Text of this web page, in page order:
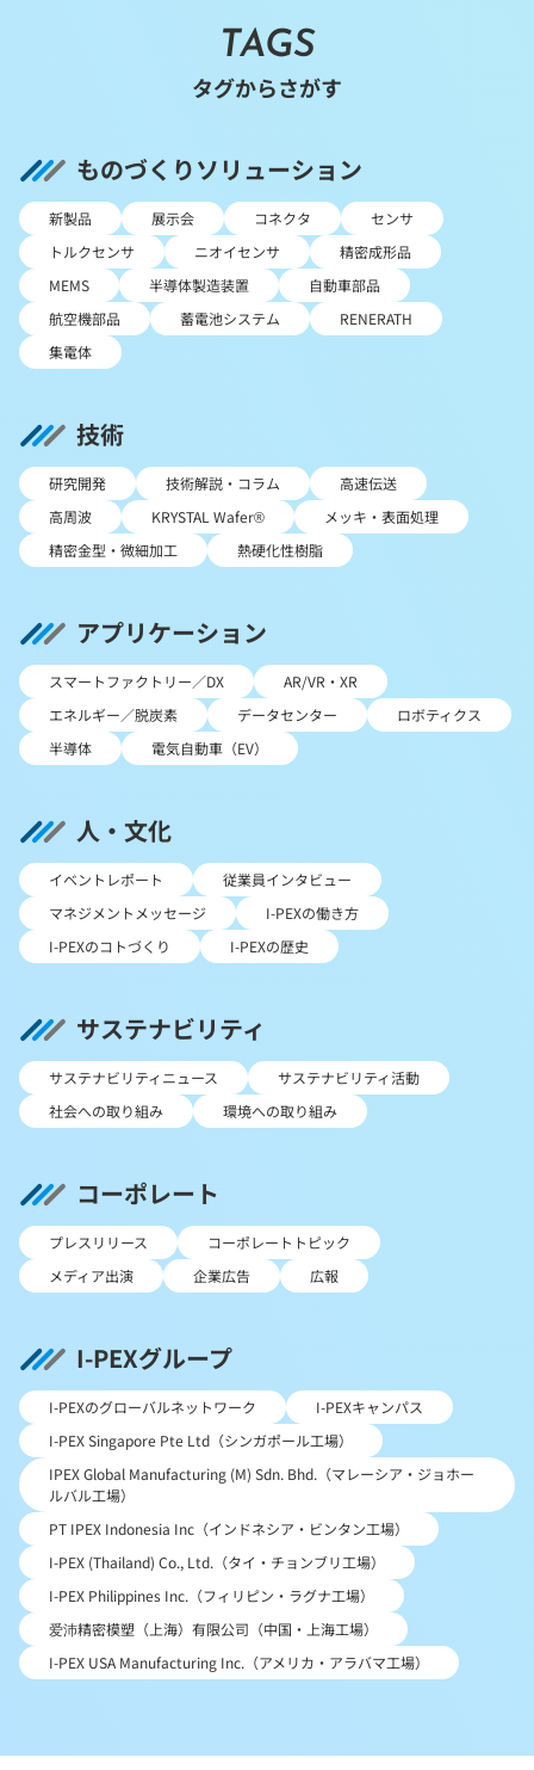
TAGS
タグからさがす
ものづくりソリューション
新製品 展示会 コネクタ
センサ
トルクセンサ
ニオイセンサ
精密成形品
MEMS
半導体製造装置
自動車部品
航空機部品
蓄電池システム
RENERATH
集電体
技術
研究開発 技術解説・コラム
高速伝送
高周波
KRYSTAL Wafer®
メッキ・表面処理
精密金型・微細加工
熱硬化性樹脂
アプリケーション
スマートファクトリー／DX
AR/VR・XR
エネルギー／脱炭素
データセンター
ロボティクス
半導体
電気自動車（EV）
人・文化
イベントレポート
従業員インタビュー
マネジメントメッセージ
I-PEXの働き方
I-PEXのコトづくり
I-PEXの歴史
サステナビリティ
サステナビリティニュース
サステナビリティ活動
社会への取り組み
環境への取り組み
コーポレート
プレスリリース
コーポレートトピック
メディア出演
企業広告 広報
I-PEXグループ
I-PEXのグローバルネットワーク
I-PEXキャンパス
I-PEX Singapore Pte Ltd（シンガポール工場）
IPEX Global Manufacturing (M) Sdn. Bhd.（マレーシア・ジョホー
ルバル工場）
PT IPEX Indonesia Inc（インドネシア・ビンタン工場）
I-PEX (Thailand) Co., Ltd.（タイ・チョンブリ工場）
I-PEX Philippines Inc.（フィリピン・ラグナ工場）
爱沛精密模塑（上海）有限公司（中国・上海工場）
I-PEX USA Manufacturing Inc.（アメリカ・アラバマ工場）